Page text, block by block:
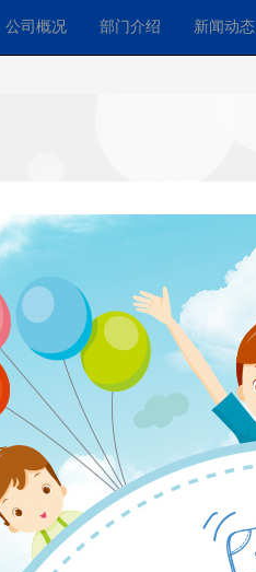
公司概况 部门介绍 新闻动态